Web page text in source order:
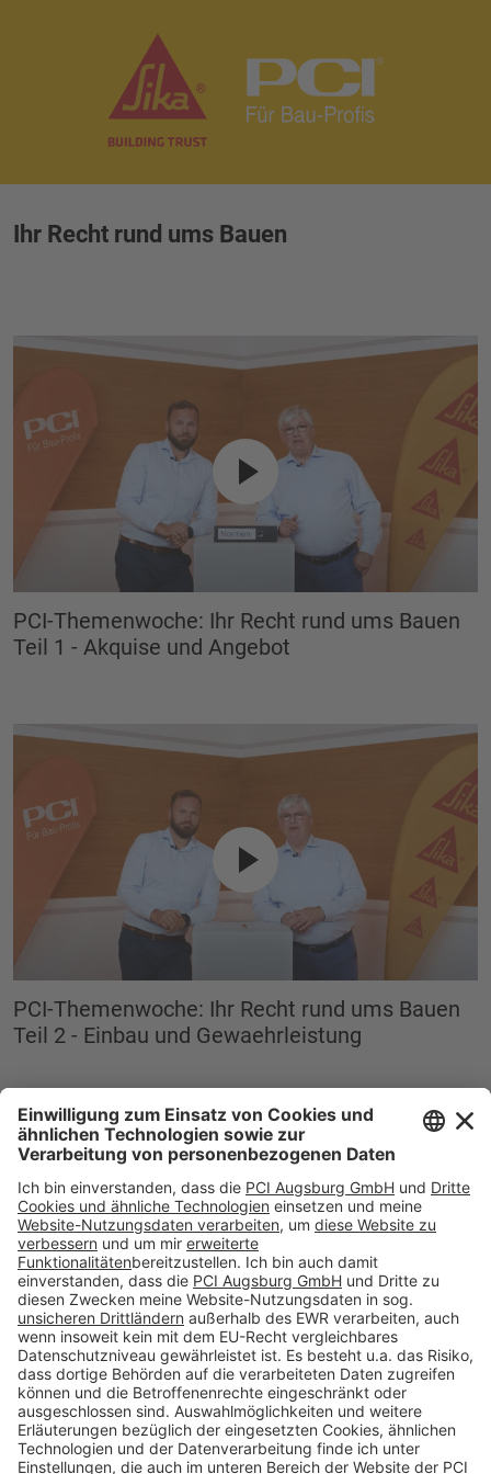
Ihr Recht rund ums Bauen
PCI-Themenwoche: Ihr Recht rund ums Bauen
Teil 1 - Akquise und Angebot
PCI-Themenwoche: Ihr Recht rund ums Bauen
Teil 2 - Einbau und Gewaehrleistung
Downloads zur Themenwoche „Ihr Recht rund
ums Bauen“
Newsletter-Anmeldung
Sie möchten auch zukünftig gleich über unsere Online-